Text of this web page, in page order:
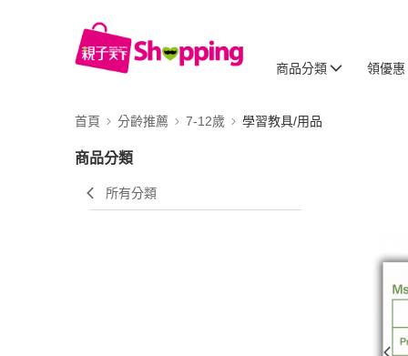
商品分類 領優惠
首頁 分齡推薦 7-12歲 學習教具/用品
商品分類
所有分類